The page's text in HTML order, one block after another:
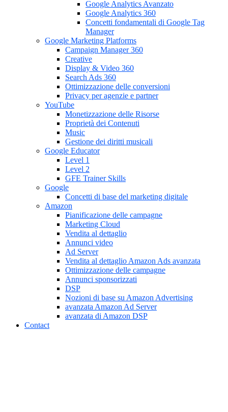
Google Analytics Avanzato
Google Analytics 360
Concetti fondamentali di Google Tag
Manager
Google Marketing Platforms
Campaign Manager 360
Creative
Display & Video 360
Search Ads 360
Ottimizzazione delle conversioni
Privacy per agenzie e partner
YouTube
Monetizzazione delle Risorse
Proprietà dei Contenuti
Music
Gestione dei diritti musicali
Google Educator
Level 1
Level 2
GFE Trainer Skills
Google
Concetti di base del marketing digitale
Amazon
Pianificazione delle campagne
Marketing Cloud
Vendita al dettaglio
Annunci video
Ad Server
Vendita al dettaglio Amazon Ads avanzata
Ottimizzazione delle campagne
Annunci sponsorizzati
DSP
Nozioni di base su Amazon Advertising
avanzata Amazon Ad Server
avanzata di Amazon DSP
Contact